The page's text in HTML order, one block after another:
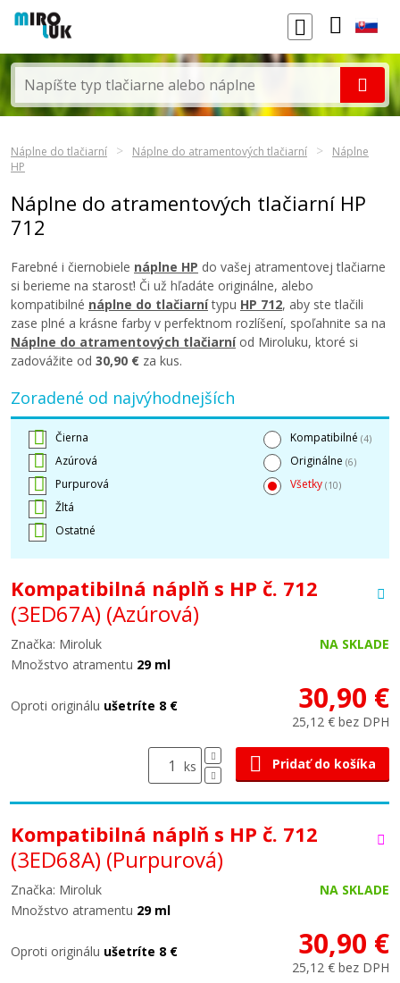
Náplne do tlačiarní Náplne do atramentových tlačiarní
Náplne
HP
Náplne do atramentových tlačiarní HP
712
Farebné i čiernobiele náplne HP do vašej atramentovej tlačiarne
si berieme na starosť! Či už hľadáte originálne, alebo
kompatibilné náplne do tlačiarnítypu HP 712, aby ste tlačili
zase plné a krásne farby v perfektnom rozlíšení, spoľahnite sa na
Náplne do atramentových tlačiarníod Miroluku, ktoré si
zadovážite od 30,90 € za kus.
Zoradené od najvýhodnejších
Čierna
Azúrová
Purpurová
Žltá
Ostatné
Kompatibilné (4)
Originálne (6)
Všetky (10)
Kompatibilná náplň s HP č. 712
(3ED67A) (Azúrová)
Značka: Miroluk
NA SKLADE
Množstvo atramentu 29 ml
Oproti originálu ušetríte 8 € 30,90 €
25,12 € bez DPH
ks Pridať do košíka
Kompatibilná náplň s HP č. 712
(3ED68A) (Purpurová)
Značka: Miroluk
NA SKLADE
Množstvo atramentu 29 ml
Oproti originálu ušetríte 8 € 30,90 €
25,12 € bez DPH